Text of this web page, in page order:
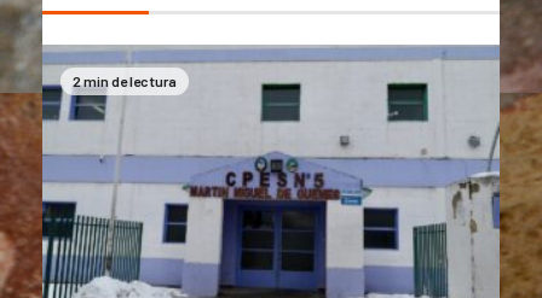
2 min de lectura